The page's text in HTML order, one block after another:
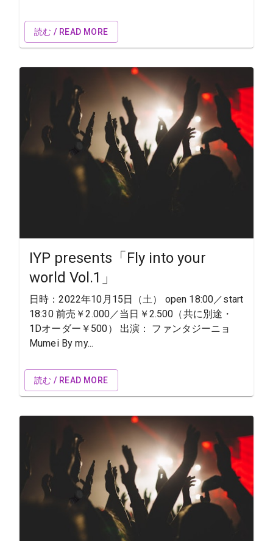
読む / READ MORE
IYP presents「Fly into your
world Vol.1」
日時：2022年10月15日（土） open 18:00／start
18:30 前売￥2.000／当日￥2.500（共に別途・
1Dオーダー￥500） 出演： ファンタジーニョ
Mumei By my...
読む / READ MORE